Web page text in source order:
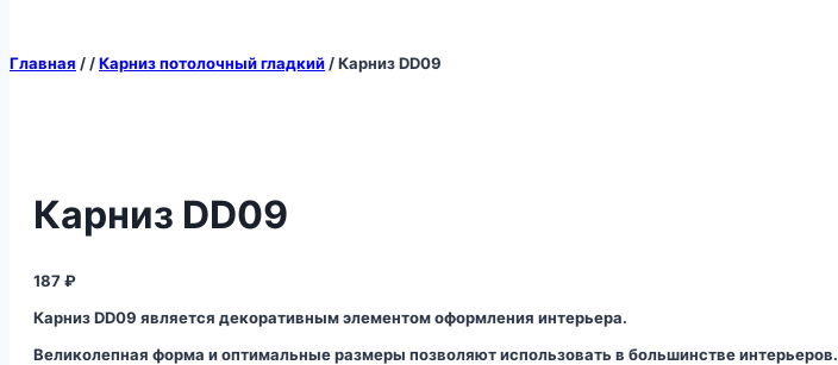
Главная / /Карниз потолочный гладкий /Карниз DD09
Карниз DD09
187₽
Карниз DD09 является декоративным элементом оформления интерьера.
Великолепная форма и оптимальные размеры позволяют использовать в большинстве интерьеров.